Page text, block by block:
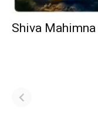
Shiva
పితృదేవతల